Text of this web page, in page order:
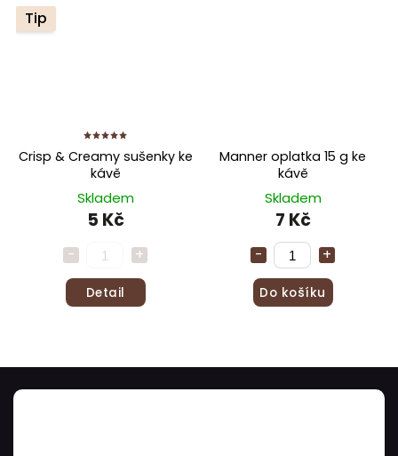
Tip
Crisp & Creamy sušenky ke
kávě
Skladem
5 Kč
Detail
Manner oplatka 15 g ke
kávě
Skladem
7 Kč
Do košíku